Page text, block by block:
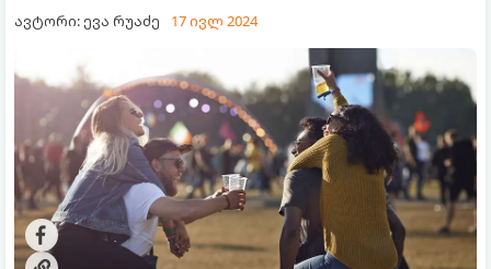
ავტორი: ევა რუაძე 17 ივლ 2024